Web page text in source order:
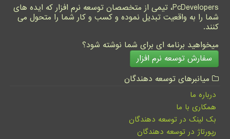
PcDevelopers، تیمی از متخصصان توسعه نرم افزار که ایده های
شما را به واقعیت تبدیل نموده و کسب و کار شما را متحول می
کنند.
میخواهید برنامه ای برای شما نوشته شود؟
سفارش توسعه نرم افزار
میانبرهای توسعه دهندگان
درباره ما
همکاری با ما
بک لینک در توسعه دهندگان
رپورتاژ در توسعه دهندگان